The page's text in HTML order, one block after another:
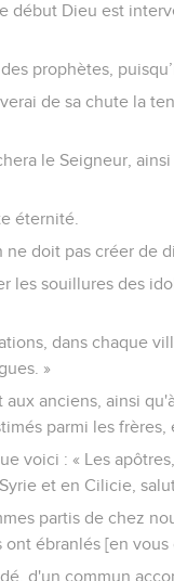
début Dieu est
prophètes,
de sa chute la
le Seigneur,
éternité.
doit pas créer de
les souillures des
dans chaque
»
anciens, ainsi
parmi les
voici : « Les
et en Cilicie,
partis de chez
ébranlés [en
d'un commun